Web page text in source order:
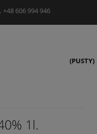
+48 606 994 946
(PUSTY)
1l.